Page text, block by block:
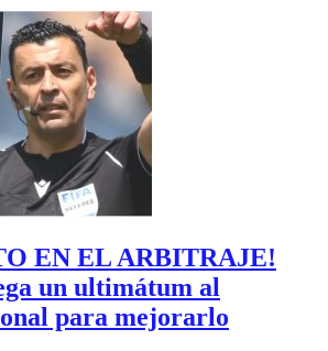
EN EL ARBITRAJE!
un ultimátum al
para mejorarlo